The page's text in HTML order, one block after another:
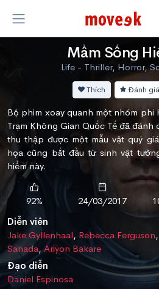
Mầm Sống
Life - Thriller, Horror,
Thích Đánh giá
Bộ phim xoay quanh một nhóm phi
Trạm Không Gian Quốc Tế đã đánh
thu thập được một mẫu vật quý
họa cũng bắt đầu từ sinh vật
hiểm này.
92% 24/03/2017
Diễn viên
Jake Gyllenhaal, Rebecca Ferguson,
Sanada, Ariyon Bakare
Đạo diễn
Daniel Espinosa